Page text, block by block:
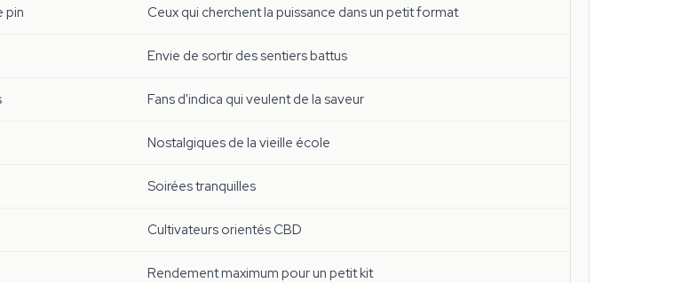
pin Ceux qui cherchent la puissance dans un petit format
Envie de sortir des sentiers battus
Fans d'indica qui veulent de la saveur
Nostalgiques de la vieille école
Soirées tranquilles
Cultivateurs orientés CBD
Rendement maximum pour un petit kit